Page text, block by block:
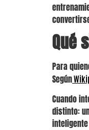
Qué
Para
Según
Cuando
distinto: